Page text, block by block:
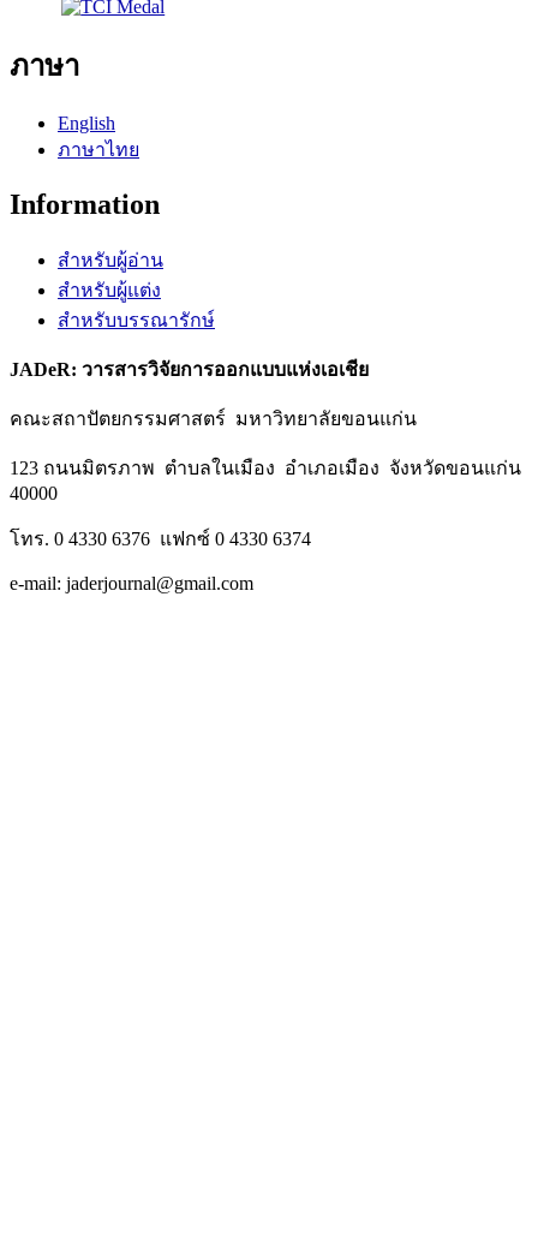
ภาษา
English
ภาษาไทย
Information
สำหรับผู้อ่าน
สำหรับผู้แต่ง
สำหรับบรรณารักษ์
JADeR: วารสารวิจัยการออกแบบแห่งเอเชีย
คณะสถาปัตยกรรมศาสตร์ มหาวิทยาลัยขอนแก่น
123 ถนนมิตรภาพ ตำบลในเมือง อำเภอเมือง จังหวัดขอนแก่น
40000
โทร. 0 4330 6376 แฟกซ์ 0 4330 6374
e-mail: jaderjournal@gmail.com